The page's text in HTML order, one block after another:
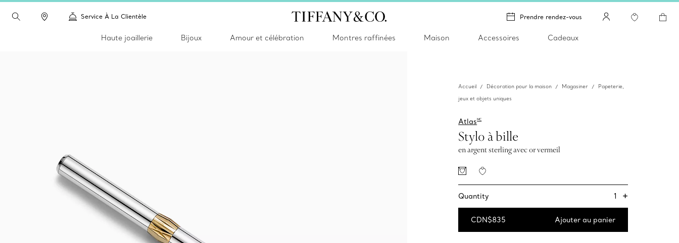
Service À La Clientèle Prendre rendez-vous
Haute joaillerie Bijoux Amour et célébration Montres raffinées Maison Accessoires Cadeaux
Accueil Décoration pour la maison Magasiner
Papeterie,
jeux et objets uniques
AtlasMC
Stylo à bille
en argent sterling avec or vermeil
Quantity 1 +
CDN$835 Ajouter au panier